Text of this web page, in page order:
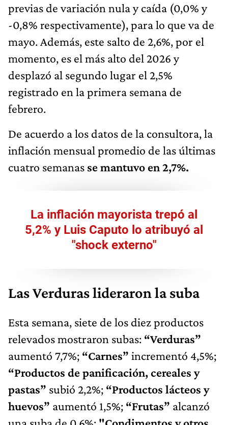
previas de variación nula y caída (0,0% y
-0,8% respectivamente), para lo que va de
mayo. Además, este salto de 2,6%, por el
momento, es el más alto del 2026 y
desplazó al segundo lugar el 2,5%
registrado en la primera semana de
febrero.
De acuerdo a los datos de la consultora, la
inflación mensual promedio de las últimas
cuatro semanas se mantuvo en 2,7%.
La inflación mayorista trepó al
5,2% y Luis Caputo lo atribuyó al
"shock externo"
Las Verduras lideraron la suba
Esta semana, siete de los diez productos
relevados mostraron subas: “Verduras”
aumentó 7,7%; “Carnes” incrementó 4,5%;
“Productos de panificación, cereales y
pastas” subió 2,2%; “Productos lácteos y
huevos” aumentó 1,5%; “Frutas” alcanzó